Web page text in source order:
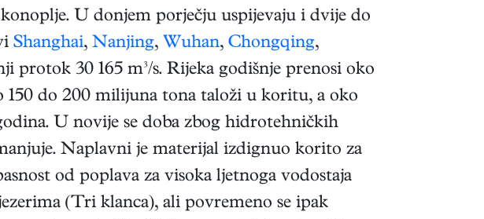
U donjem porječju uspijevaju i dvije do
Shanghai, Nanjing, Wuhan, Chongqing,
protok 30 165 m³/s. Rijeka godišnje prenosi oko
150 do 200 milijuna tona taloži u koritu, a oko
U novije se doba zbog hidrotehničkih
Naplavni je materijal izdignuo korito za
od poplava za visoka ljetnoga vodostaja
(Tri klanca), ali povremeno se ipak